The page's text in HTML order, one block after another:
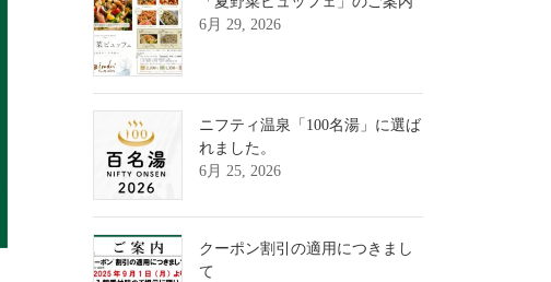
6月 29, 2026
ニフティ温泉「100名湯」に選ば
れました。
6月 25, 2026
クーポン割引の適用につきまし
て